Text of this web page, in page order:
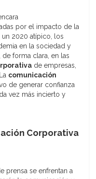
por el impacto de la
2020 atípico, los
en la sociedad y
forma clara, en las
de empresas,
comunicación
de generar confianza
vez más incierto y
Corporativa
prensa se enfrentan a